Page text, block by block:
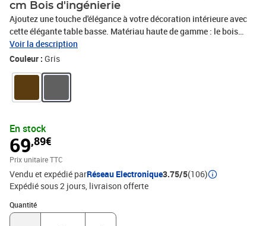
cm Bois d'ingénierie
Ajoutez une touche d'élégance à votre décoration intérieure avec
cette élégante table basse. Matériau haute de gamme : le bois
d'ingénierie est d'une qualité exceptionnelle avec une surface lisse
et présente également résistance, stabilité et résistance à
à nettoyer : cette table d’appoint est facile à nettoyer avec un
d'ingénierieDimensions : 57 x 57 x 30 cm (L x l x H)L'assemblage
est requis
Voir la description
Couleur : Gris
En stock
69,89€
Prix unitaire TTC
Vendu et expédié parRéseau Electronique3.75/5(106)
Expédié sous 2 jours livraison offerte
Quantité
Quantité : 1